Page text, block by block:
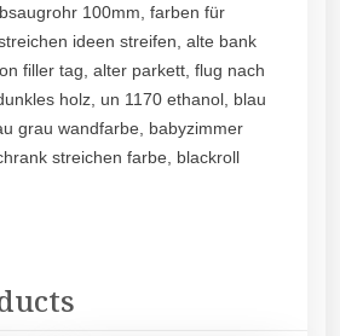
100mm, farben für
ideen streifen, alte bank
filler tag, alter parkett, flug nach
holz, un 1170 ethanol, blau
grau wandfarbe, babyzimmer
streichen farbe, blackroll